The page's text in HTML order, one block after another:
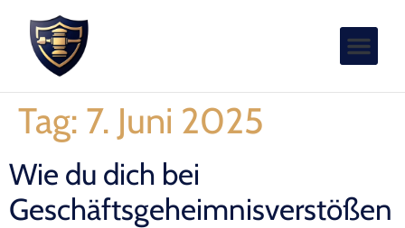
Tag: 7. Juni 2025
Wie du dich bei
Geschäftsgeheimnisverstößen